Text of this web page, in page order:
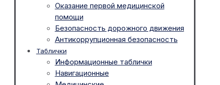
Оказание первой медицинской
помощи
Безопасность дорожного движения
Антикоррупционная безопасность
Таблички
Информационные таблички
Навигационные